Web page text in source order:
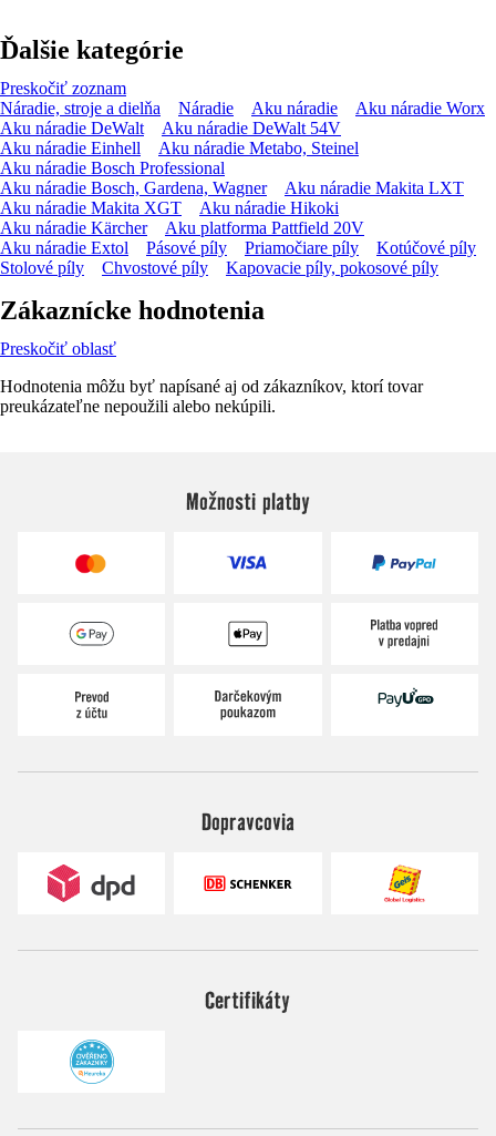
Ďalšie kategórie
Preskočiť zoznam
Náradie, stroje a dielňa
Náradie Aku náradie
Aku náradie Worx
Aku náradie DeWalt
Aku náradie DeWalt 54V
Aku náradie Einhell
Aku náradie Metabo, Steinel
Aku náradie Bosch Professional
Aku náradie Bosch, Gardena, Wagner
Aku náradie Makita LXT
Aku náradie Makita XGT
Aku náradie Hikoki
Aku náradie Kärcher
Aku platforma Pattfield 20V
Aku náradie Extol
Pásové píly Priamočiare píly
Kotúčové píly
Stolové píly
Chvostové píly Kapovacie píly, pokosové píly
Zákaznícke hodnotenia
Preskočiť oblasť
Hodnotenia môžu byť napísané aj od zákazníkov, ktorí tovar
preukázateľne nepoužili alebo nekúpili.
Možnosti platby
Dopravcovia
Certifikáty